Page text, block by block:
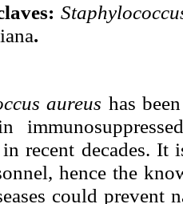
.
aureus has
recent decades.
hence the
could prevent